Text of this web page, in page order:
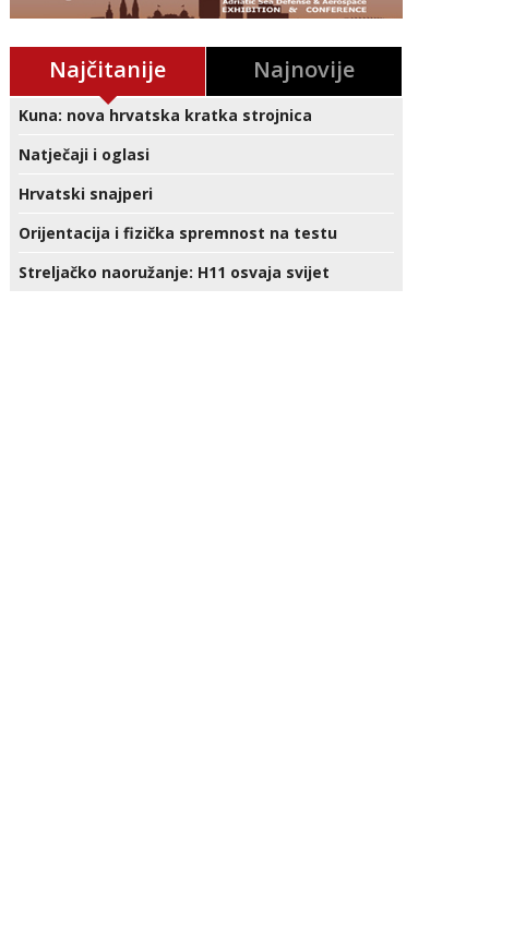
Najčitanije Najnovije
Kuna: nova hrvatska kratka strojnica
Natječaji i oglasi
Hrvatski snajperi
Orijentacija i fizička spremnost na testu
Streljačko naoružanje: H11 osvaja svijet